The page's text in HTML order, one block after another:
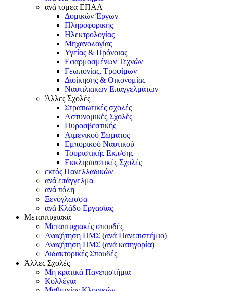
ανά τομεα ΕΠΑΛ
Δομικών Έργων
Πληροφορικής
Ηλεκτρολογίας
Μηχανολογίας
Υγείας & Πρόνοιας
Εφαρμοσμένων Τεχνών
Γεωπονίας, Τροφίμων
Διοίκησης & Οικονομίας
Ναυτιλιακών Επαγγελμάτων
Άλλες Σχολές
Στρατιωτικές σχολές
Αστυνομικές Σχολές
Πυροσβεστικής
Λιμενικού Σώματος
Εμπορικού Ναυτικού
Τουριστικής Εκπ/σης
Εκκλησιαστικές Σχολές
εκτός Πανελλαδικών
ανά επάγγελμα
ανά πόλη
Ξενόγλωσσα
ανά Κλάδο Εργασίας
Μεταπτυχιακά
Μεταπτυχιακές σπουδές
Αναζήτηση ΠΜΣ (ανά Πανεπιστήμιο)
Αναζήτηση ΠΜΣ (ανά κατηγορία)
Διδακτορικές Σπουδές
Άλλες Σχολές
Μη κρατικά Πανεπιστήμια
Κολλέγια